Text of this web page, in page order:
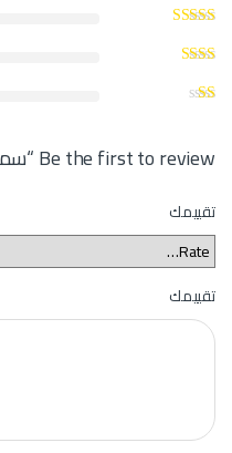
Be the first to review “سماكس كراتية بطعم جبنه فرنسيه”
تقييمك
تقييمك